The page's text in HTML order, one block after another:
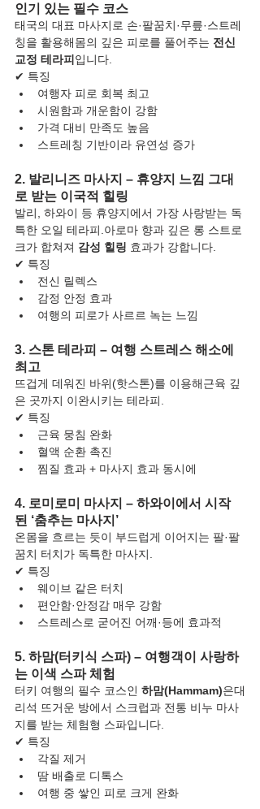
인기 있는 필수 코스
태국의 대표 마사지로 손·팔꿈치·무릎·스트레
칭을 활용해몸의 깊은 피로를 풀어주는 전신
교정 테라피 입니다.
✔ 특징
여행자 피로 회복 최고
시원함과 개운함이 강함
가격 대비 만족도 높음
스트레칭 기반이라 유연성 증가
2. 발리니즈 마사지 – 휴양지 느낌 그대
로 받는 이국적 힐링
발리, 하와이 등 휴양지에서 가장 사랑받는 독
특한 오일 테라피.아로마 향과 깊은 롱 스트로
크가 합쳐져 감성 힐링 효과가 강합니다.
✔ 특징
전신 릴렉스
감정 안정 효과
여행의 피로가 사르르 녹는 느낌
3. 스톤 테라피 – 여행 스트레스 해소에
최고
뜨겁게 데워진 바위(핫스톤)를 이용해근육 깊
은 곳까지 이완시키는 테라피.
✔ 특징
근육 뭉침 완화
혈액 순환 촉진
찜질 효과 + 마사지 효과 동시에
4. 로미로미 마사지 – 하와이에서 시작
된 ‘춤추는 마사지’
온몸을 흐르는 듯이 부드럽게 이어지는 팔·팔
꿈치 터치가 독특한 마사지.
✔ 특징
웨이브 같은 터치
편안함·안정감 매우 강함
스트레스로 굳어진 어깨·등에 효과적
5. 하맘(터키식 스파) – 여행객이 사랑하
는 이색 스파 체험
터키 여행의 필수 코스인 하맘(Hammam)은대
리석 뜨거운 방에서 스크럽과 전통 비누 마사
지를 받는 체험형 스파입니다.
✔ 특징
각질 제거
땀 배출로 디톡스
여행 중 쌓인 피로 크게 완화